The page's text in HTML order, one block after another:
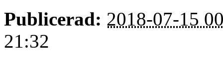
Publicerad: 2018-07-15
21:32